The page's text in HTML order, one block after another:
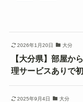
2026年1月20日 大分
【大分県】部屋か
理サービスありで
2025年9月4日 大分